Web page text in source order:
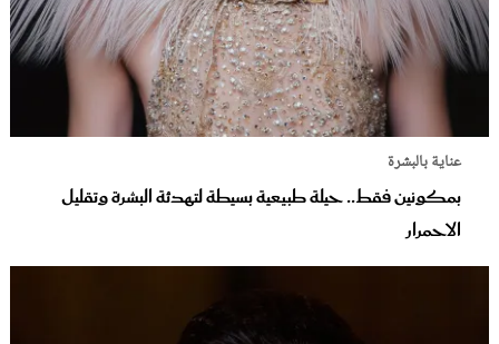
عناية بالبشرة
بمكونين فقط.. حيلة طبيعية بسيطة لتهدئة البشرة وتقليل
الاحمرار